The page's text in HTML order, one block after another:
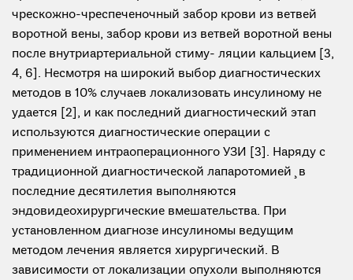
чрескожно-чреспеченочный забор крови из ветвей
воротной вены, забор крови из ветвей воротной вены
после внутриартериальной стиму- ляции кальцием [3,
4, 6]. Несмотря на широкий выбор диагностических
методов в 10% случаев локализовать инсулиному не
удается [2], и как последний диагностический этап
используются диагностические операции с
применением интраоперационного УЗИ [3]. Наряду с
традиционной диагностической лапаротомией ̧ в
последние десятилетия выполняются
эндовидеохирургические вмешательства. При
установленном диагнозе инсулиномы ведущим
методом лечения является хирургический. В
зависимости от локализации опухоли выполняются